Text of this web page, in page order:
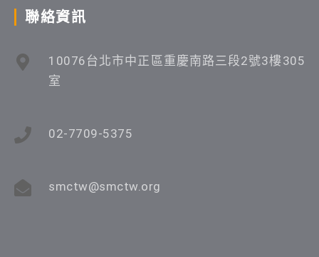
聯絡資訊
10076台北市中正區重慶南路三段2號3樓305
室
02-7709-5375
smctw@smctw.org